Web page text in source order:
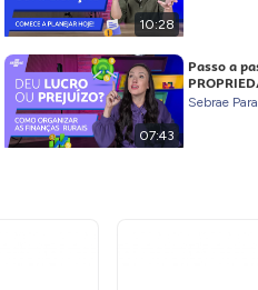
10:28
07:43
Passo a
Sebrae